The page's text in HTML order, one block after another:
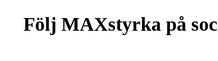
Följ MAXstyrka på